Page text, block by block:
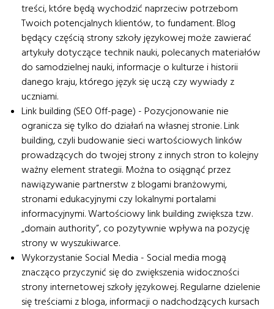
treści, które będą wychodzić naprzeciw potrzebom
Twoich potencjalnych klientów, to fundament. Blog
będący częścią strony szkoły językowej może zawierać
artykuły dotyczące technik nauki, polecanych materiałów
do samodzielnej nauki, informacje o kulturze i historii
danego kraju, którego język się uczą czy wywiady z
uczniami.
Link building (SEO Off-page) - Pozycjonowanie nie
ogranicza się tylko do działań na własnej stronie. Link
building, czyli budowanie sieci wartościowych linków
prowadzących do twojej strony z innych stron to kolejny
ważny element strategii. Można to osiągnąć przez
nawiązywanie partnerstw z blogami branżowymi,
stronami edukacyjnymi czy lokalnymi portalami
informacyjnymi. Wartościowy link building zwiększa tzw.
„domain authority”, co pozytywnie wpływa na pozycję
strony w wyszukiwarce.
Wykorzystanie Social Media - Social media mogą
znacząco przyczynić się do zwiększenia widoczności
strony internetowej szkoły językowej. Regularne dzielenie
się treściami z bloga, informacji o nadchodzących kursach